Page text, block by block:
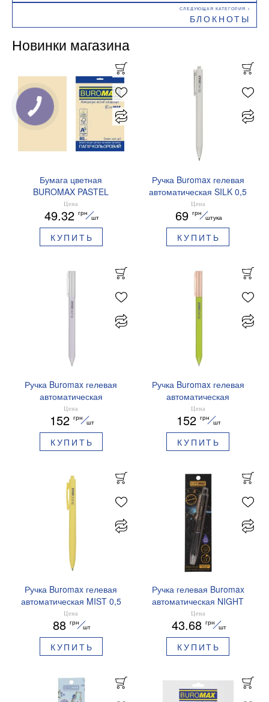
БЛОКНОТЫ
Новинки магазина
Бумага цветная
BUROMAX PASTEL
EUROMAX 20 арк А4 80 г/
мс BM.2721220E-08
Цена
49.32 грн
шт
КУПИТЬ
Ручка Buromax гелевая
автоматическая SILK 0,5
мм синие чернила
BM.83100
Цена
69 грн
штука
КУПИТЬ
Ручка Buromax гелевая
автоматическая
PRESTIGE SILVER 0,5 мм
синие чернила BM.83102
Цена
152 грн
шт
КУПИТЬ
Ручка Buromax гелевая
автоматическая
PRESTIGE GOLD 0,5 мм
синие чернила BM.83101
Цена
152 грн
шт
КУПИТЬ
Ручка Buromax гелевая
автоматическая MIST 0,5
мм синие чернила
BM.83103
Цена
88 грн
шт
КУПИТЬ
Ручка гелевая Buromax
автоматическая NIGHT
SKY ZODIAC 0.5 мм
ароматизированный грипп
синие чернила BM.8379-
01
Цена
43.68 грн
шт
КУПИТЬ